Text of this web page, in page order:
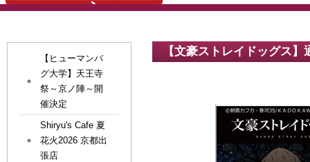
【文豪ストレイドッグス】
【ヒューマンバ
グ大学】天王寺
祭～京ノ陣～開
催決定
Shiryu's Cafe 夏
花火2026 京都出
張店